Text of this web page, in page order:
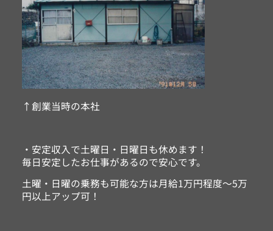
↑創業当時の本社
・安定収入で土曜日・日曜日も休めます！
毎日安定したお仕事があるので安心です。
土曜・日曜の乗務も可能な方は月給1万円程度～5万
円以上アップ可！